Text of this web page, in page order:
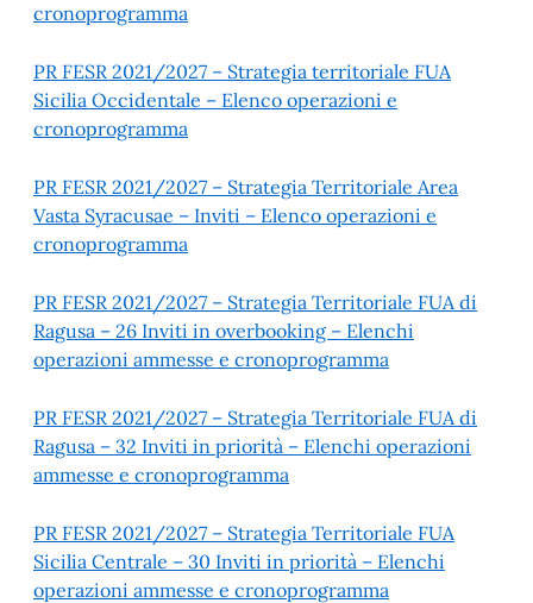
cronoprogramma
PR FESR 2021/2027 – Strategia territoriale FUA
Sicilia Occidentale – Elenco operazioni e
cronoprogramma
PR FESR 2021/2027 – Strategia Territoriale Area
Vasta Syracusae – Inviti – Elenco operazioni e
cronoprogramma
PR FESR 2021/2027 – Strategia Territoriale FUA di
Ragusa – 26 Inviti in overbooking – Elenchi
operazioni ammesse e cronoprogramma
PR FESR 2021/2027 – Strategia Territoriale FUA di
Ragusa – 32 Inviti in priorità – Elenchi operazioni
ammesse e cronoprogramma
PR FESR 2021/2027 – Strategia Territoriale FUA
Sicilia Centrale – 30 Inviti in priorità – Elenchi
operazioni ammesse e cronoprogramma